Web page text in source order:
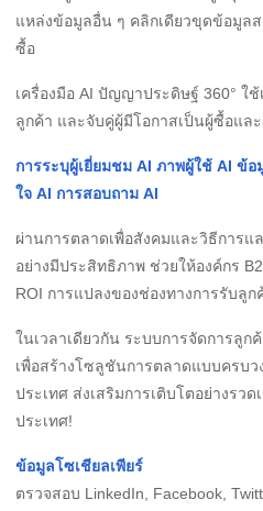
แหล่งข้อมูลอื่น ๆ คลิกเดียวขุดข้อมูล
ซื้อ
เครื่องมือ AI ปัญญาประดิษฐ์ 360° ใ
ลูกค้า และจับคู่ผู้มีโอกาสเป็นผู้ซื้อแล
การระบุผู้เยี่ยมชม AI ภาพผู้ใช้ AI ข้
ใจ AI การสอบถาม AI
ผ่านการตลาดเพื่อสังคมและวิธีการแ
อย่างมีประสิทธิภาพ ช่วยให้องค์กร
ROI การแปลงของช่องทางการรับลู
ในเวลาเดียวกัน ระบบการจัดการลูก
เพื่อสร้างโซลูชันการตลาดแบบครบว
ประเทศ ส่งเสริมการเติบโตอย่างรว
ประเทศ!
ข้อมูลโซเชียลเพียร์
ตรวจสอบ LinkedIn, Facebook,